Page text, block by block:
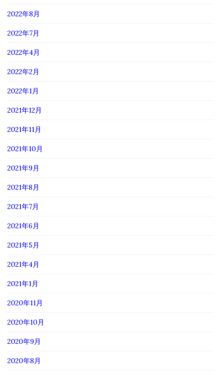
2022年8月
2022年7月
2022年4月
2022年2月
2022年1月
2021年12月
2021年11月
2021年10月
2021年9月
2021年8月
2021年7月
2021年6月
2021年5月
2021年4月
2021年1月
2020年11月
2020年10月
2020年9月
2020年8月